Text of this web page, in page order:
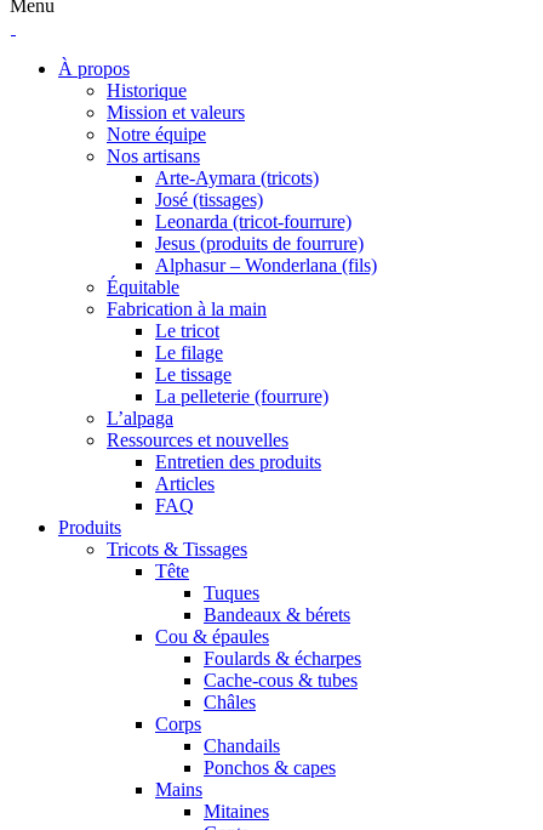
Menu
À propos
Historique
Mission et valeurs
Notre équipe
Nos artisans
Arte-Aymara (tricots)
José (tissages)
Leonarda (tricot-fourrure)
Jesus (produits de fourrure)
Alphasur – Wonderlana (fils)
Équitable
Fabrication à la main
Le tricot
Le filage
Le tissage
La pelleterie (fourrure)
L’alpaga
Ressources et nouvelles
Entretien des produits
Articles
FAQ
Produits
Tricots & Tissages
Tête
Tuques
Bandeaux & bérets
Cou & épaules
Foulards & écharpes
Cache-cous & tubes
Châles
Corps
Chandails
Ponchos & capes
Mains
Mitaines